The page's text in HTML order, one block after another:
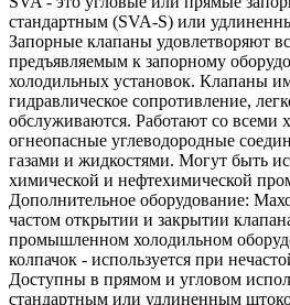
стандартным (SVA-S) или
Запорные клапаны удовлетворяют
предъявляемым к запорному
холодильных установок. Клапаны
гидравлическое сопротивление,
обслуживаются. Работают со всеми
огнеопасные углеводородные
газами и жидкостями. Могут быть
химической и нефтехимической
Дополнительное оборудование:
частом открытии и закрытии
промышленном холодильном
колпачок - используется при
Доступны в прямом и угловом
стандартным или удлиненным